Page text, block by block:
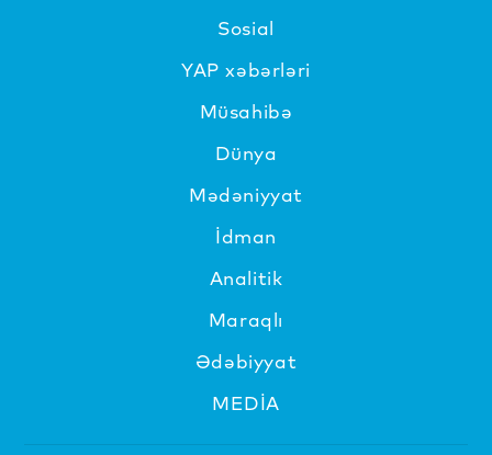
Sosial
YAP xəbərləri
Müsahibə
Dünya
Mədəniyyat
İdman
Analitik
Maraqlı
Ədəbiyyat
MEDİA